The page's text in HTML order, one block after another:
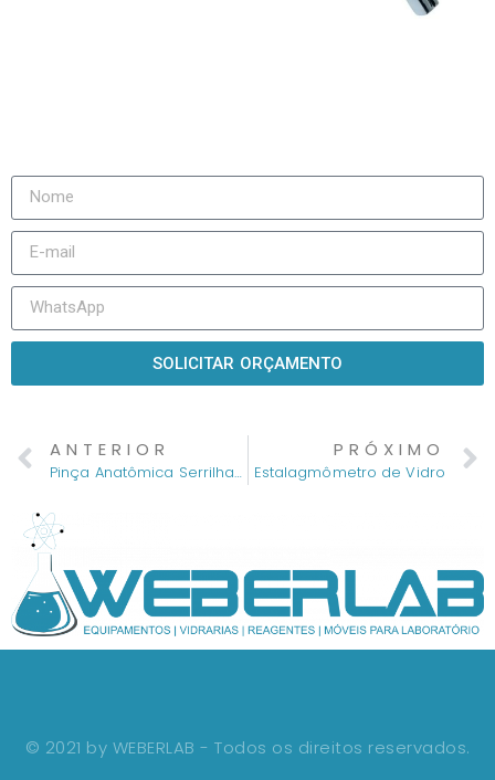
SOLICITAR ORÇAMENTO
ANTERIOR
Pinça Anatômica Serrilhada
PRÓXIMO
Estalagmômetro de Vidro
© 2021 by WEBERLAB - Todos os direitos reservados.